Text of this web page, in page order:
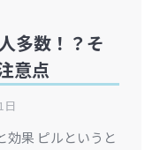
多数！？そ
意点
日
効果 ピルというと